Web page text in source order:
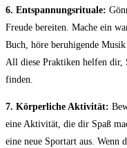
6. Entspannungsrituale:
Freude​ bereiten. ⁣Mache ein
Buch, höre⁣ beruhigende Musik
All diese​ Praktiken⁤ helfen dir,
finden.
7. Körperliche Aktivität:
eine Aktivität, die dir⁣ Spaß‍
‍eine‌ neue ‌Sportart aus.